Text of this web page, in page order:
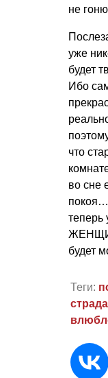
не
уже
будет
Ибо
что
во сне
теперь
будет
Теги: